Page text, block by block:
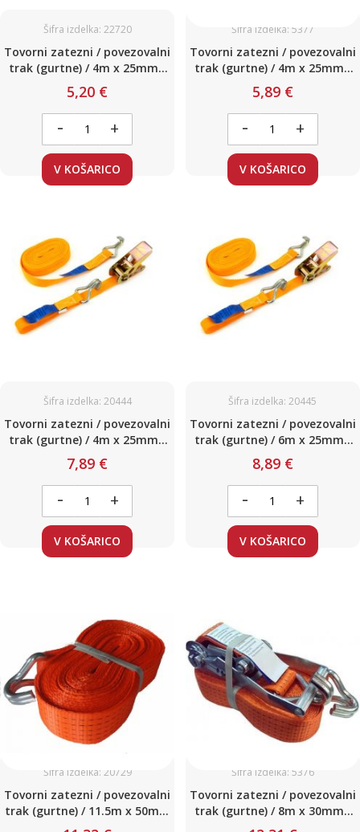
Šifra izdelka: 22720
Tovorni zatezni / povezovalni
trak (gurtne) / 4m x 25mm /
do 500kg / do 500 daN / z
napenjalcem in kavljem
5,20 €
- +
V KOŠARICO
Šifra izdelka: 5377
Tovorni zatezni / povezovalni
trak (gurtne) / 4m x 25mm /
do 800kg / do 800 daN / z
napenjalcem in kavljem
5,89 €
- +
V KOŠARICO
Šifra izdelka: 20444
Tovorni zatezni / povezovalni
trak (gurtne) / 4m x 25mm /
do 500kg / do 500 daN / z
napenjalcem in kavljem
7,89 €
- +
V KOŠARICO
Šifra izdelka: 20445
Tovorni zatezni / povezovalni
trak (gurtne) / 6m x 25mm /
do 500kg / do 500 daN / z
napenjalcem in kavljem
8,89 €
- +
V KOŠARICO
Šifra izdelka: 20729
Tovorni zatezni / povezovalni
trak (gurtne) / 11.5m x 50mm
/ do 2,5 ton / do 2500 daN / s
Šifra izdelka: 5376
Tovorni zatezni / povezovalni
trak (gurtne) / 8m x 30mm /
do 2 ton / do 2000 daN / z